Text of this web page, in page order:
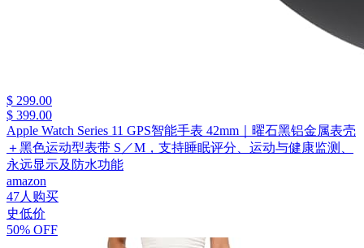
$ 299.00
$ 399.00
Apple Watch Series 11 GPS智能手表 42mm｜曜石黑铝金属表壳
＋黑色运动型表带 S／M，支持睡眠评分、运动与健康监测、
永远显示及防水功能
amazon
47人购买
史低价
50% OFF